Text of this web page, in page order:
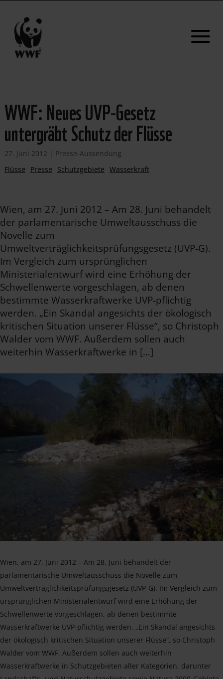
WWF: Neues UVP-Gesetz
untergräbt Schutz der Flüsse
27. Juni 2012 | Presse-Aussendung
Flüsse
Presse Schutzgebiete Wasserkraft
Wien, am 27. Juni 2012 – Am 28. Juni behandelt
der parlamentarische Umweltausschuss die
Novelle zum
Umweltverträglichkeitsprüfungsgesetz (UVP-G).
Im Vergleich zum ursprünglichen
Ministerialentwurf wird eine Erhöhung der
Schwellenwerte vorgeschlagen, ab denen
bestimmte Wasserkraftwerke UVP-pflichtig
werden. „Ein Skandal angesichts der ökologisch
kritischen Situation unserer Flüsse“, so Christoph
Walder vom WWF. Außerdem sollen auch
weiterhin Wasserkraftwerke in […]
Wien, am 27. Juni 2012 – Am 28. Juni behandelt der
parlamentarische Umweltausschuss die Novelle zum
Umweltverträglichkeitsprüfungsgesetz (UVP-G). Im Vergleich zum
ursprünglichen Ministerialentwurf wird eine Erhöhung der
Schwellenwerte vorgeschlagen, ab denen bestimmte
Wasserkraftwerke UVP-pflichtig werden. „Ein Skandal angesichts
der ökologisch kritischen Situation unserer Flüsse“, so Christoph
Walder vom WWF. Außerdem sollen auch weiterhin
Wasserkraftwerke in Schutzgebieten aller Kategorien, darunter